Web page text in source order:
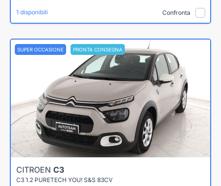
1 disponibili Confronta
SUPER OCCASIONE PRONTA CONSEGNA
CITROEN C3
C3 1.2 PURETECH YOU! S&S 83CV